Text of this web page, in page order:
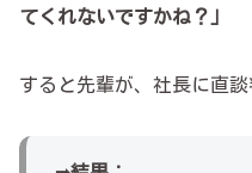
てくれないですかね？」
すると先輩が、社長に直談